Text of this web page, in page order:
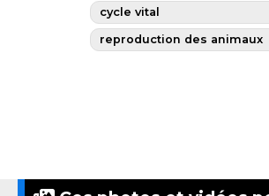
cycle vital
reproduction des animaux